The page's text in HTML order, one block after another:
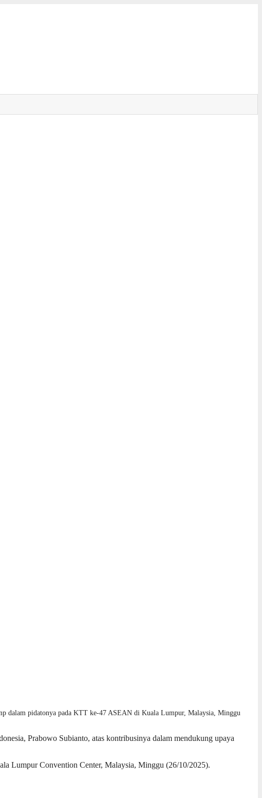
dalam pidatonya pada KTT ke-47 ASEAN di Kuala Lumpur, Malaysia, Minggu
Prabowo Subianto, atas kontribusinya dalam mendukung upaya
Lumpur Convention Center, Malaysia, Minggu (26/10/2025).